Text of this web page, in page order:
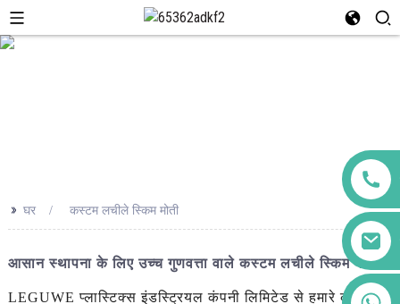
+86 123456789122
>> घर कस्टम लचीले स्किम मोती
आसान स्थापना के लिए उच्च गुणवत्ता वाले कस्टम लचीले स्किम मोती
LEGUWE प्लास्टिक्स इंडस्ट्रियल कंपनी लिमिटेड से हमारे कस्टम